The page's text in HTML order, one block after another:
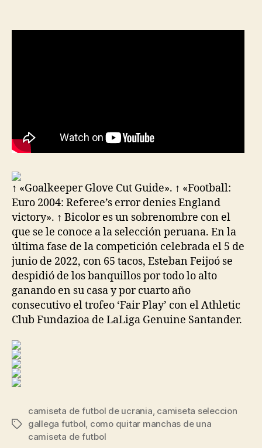
↑ «Goalkeeper Glove Cut Guide». ↑ «Football:
Euro 2004: Referee’s error denies England
victory». ↑ Bicolor es un sobrenombre con el
que se le conoce a la selección peruana. En la
última fase de la competición celebrada el 5 de
junio de 2022, con 65 tacos, Esteban Feijoó se
despidió de los banquillos por todo lo alto
ganando en su casa y por cuarto año
consecutivo el trofeo ‘Fair Play’ con el Athletic
Club Fundazioa de LaLiga Genuine Santander.
Etiquetas
camiseta de futbol de ucrania, camiseta seleccion
gallega futbol, como quitar manchas de una
camiseta de futbol